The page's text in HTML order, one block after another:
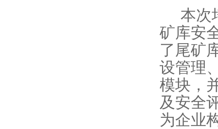
本次
矿库安
了尾矿
设管理
模块，
及安全
为企业